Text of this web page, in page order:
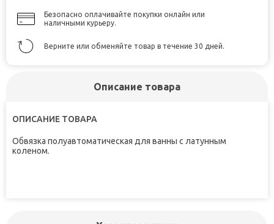
Безопасно оплачивайте покупки онлайн или
наличными курьеру.
Верните или обменяйте товар в течение 30 дней.
Описание товара
ОПИСАНИЕ ТОВАРА
Обвязка полуавтоматическая для ванны с латунным
коленом.